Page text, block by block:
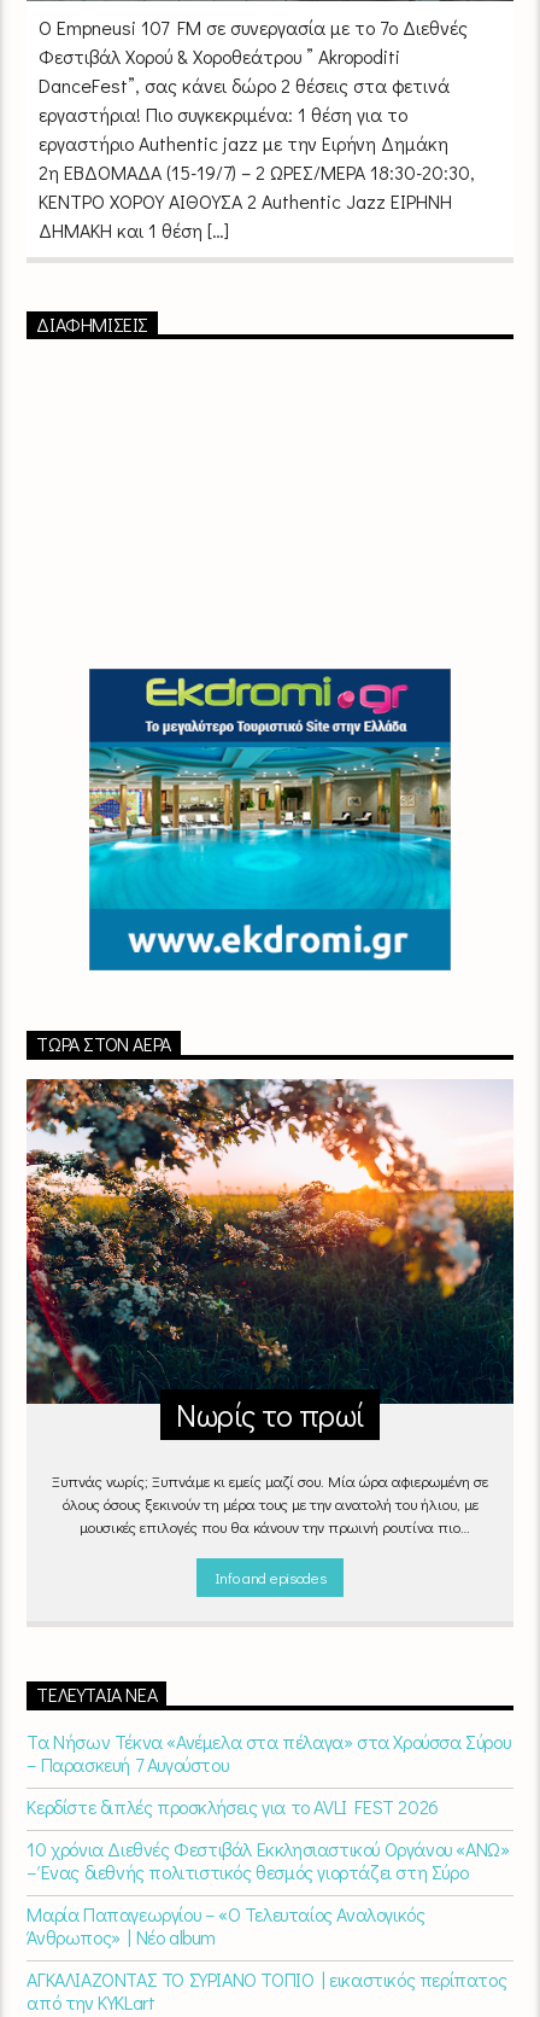
Ο Empneusi 107 FM σε συνεργασία με το 7ο Διεθνές
Φεστιβάλ Χορού & Χοροθεάτρου ” Akropoditi
DanceFest”, σας κάνει δώρο 2 θέσεις στα φετινά
εργαστήρια! Πιο συγκεκριμένα: 1 θέση για το
εργαστήριο Authentic jazz με την Ειρήνη Δημάκη
2η ΕΒΔΟΜΑΔΑ (15-19/7) – 2 ΩΡΕΣ/ΜΕΡΑ 18:30-20:30,
ΚΕΝΤΡΟ ΧΟΡΟΥ ΑΙΘΟΥΣΑ 2 Authentic Jazz ΕΙΡΗΝΗ
ΔΗΜΑΚΗ και 1 θέση […]
ΔΙΑΦΗΜΙΣΕΙΣ
ΤΏΡΑ ΣΤΟΝ ΑΈΡΑ
Νωρίς το πρωί
Ξυπνάς νωρίς; Ξυπνάμε κι εμείς μαζί σου. Μία ώρα αφιερωμένη σε
όλους όσους ξεκινούν τη μέρα τους με την ανατολή του ήλιου, με
μουσικές επιλογές που θα κάνουν την πρωινή ρουτίνα πιο
06:00 - 07:00 στον Empneusi 107 FM
Info and episodes
ΤΕΛΕΥΤΑΊΑ ΝΈΑ
Τα Νήσων Τέκνα «Ανέμελα στα πέλαγα» στα Χρούσσα Σύρου
– Παρασκευή 7 Αυγούστου
Κερδίστε διπλές προσκλήσεις για το AVLI FEST 2026
10 χρόνια Διεθνές Φεστιβάλ Εκκλησιαστικού Οργάνου «ΑΝΩ»
– Ένας διεθνής πολιτιστικός θεσμός γιορτάζει στη Σύρο​
Μαρία Παπαγεωργίου – «Ο Τελευταίος Αναλογικός
Άνθρωπος» | Νέο album
ΑΓΚΑΛΙΑΖΟΝΤΑΣ ΤΟ ΣΥΡΙΑΝΟ ΤΟΠΙΟ | εικαστικός περίπατος
από την KYKLart